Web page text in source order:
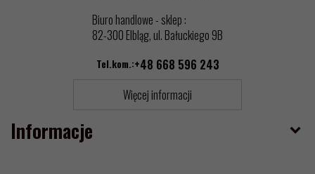
Informacje
Biuro handlowe - sklep :
82-300 Elbląg, ul. Bałuckiego 9B
Tel.kom.:+48 668 596 243
Więcej informacji